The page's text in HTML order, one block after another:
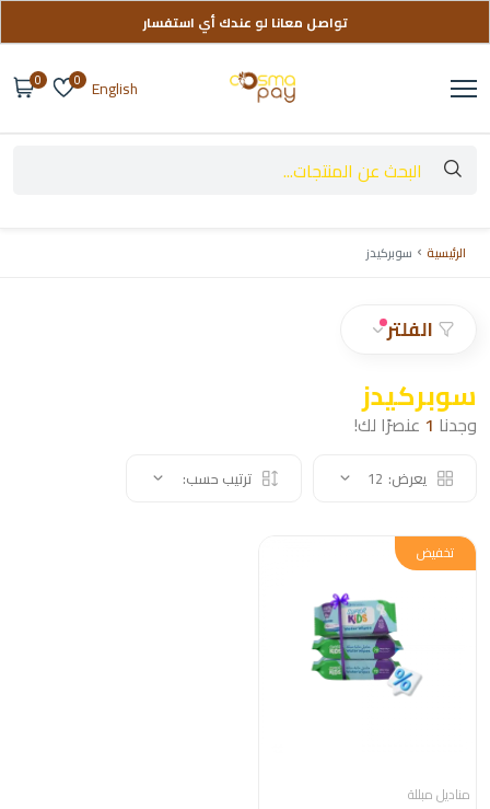
تواصل معانا لو عندك أي استفسار
توصيل مجاني على طلباتك فوق 999 ج
English
0
0
الرئيسية سوبركيدز
الفلتر
سوبركيدز
وجدنا 1 عنصرًا لك!
يعرض: 12 ترتيب حسب:
تخفيض
مناديل مبللة